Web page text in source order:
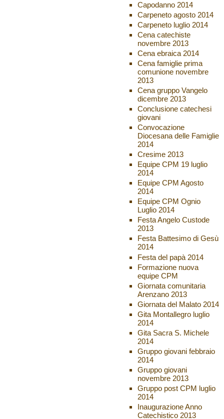
Capodanno 2014
Carpeneto agosto 2014
Carpeneto luglio 2014
Cena catechiste
novembre 2013
Cena ebraica 2014
Cena famiglie prima
comunione novembre
2013
Cena gruppo Vangelo
dicembre 2013
Conclusione catechesi
giovani
Convocazione
Diocesana delle Famiglie
2014
Cresime 2013
Equipe CPM 19 luglio
2014
Equipe CPM Agosto
2014
Equipe CPM Ognio
Luglio 2014
Festa Angelo Custode
2013
Festa Battesimo di Gesù
2014
Festa del papà 2014
Formazione nuova
equipe CPM
Giornata comunitaria
Arenzano 2013
Giornata del Malato 2014
Gita Montallegro luglio
2014
Gita Sacra S. Michele
2014
Gruppo giovani febbraio
2014
Gruppo giovani
novembre 2013
Gruppo post CPM luglio
2014
Inaugurazione Anno
Catechistico 2013